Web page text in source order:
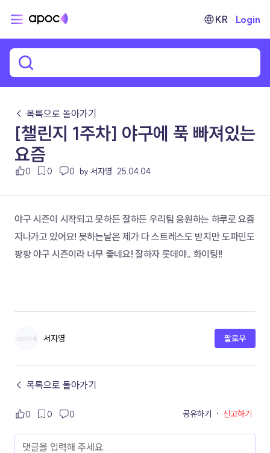
KR Login
← 목록으로 돌아가기
[챌린지 1주차] 야구에 푹 빠져있는
요즘
0 0 0 by 서자영 25.04.04
야구 시즌이 시작되고 못하든 잘하든 우리팀 응원하는 하루로 요즘
지나가고 있어요! 못하는날은 제가 다 스트레스도 받지만 도파민도
팡팡 야구 시즌이라 너무 좋네요! 잘하자 롯데야.. 화이팅!!
서자영 팔로우
← 목록으로 돌아가기
0 0 0 공유하기 · 신고하기